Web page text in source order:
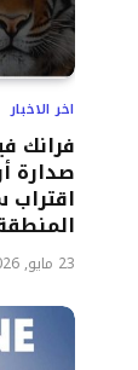
اخر الاخبار
فرانك
صدارة
المنطقة من 830
23 مايو, 2026